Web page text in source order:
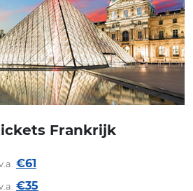
Frankrijk
€61
€35